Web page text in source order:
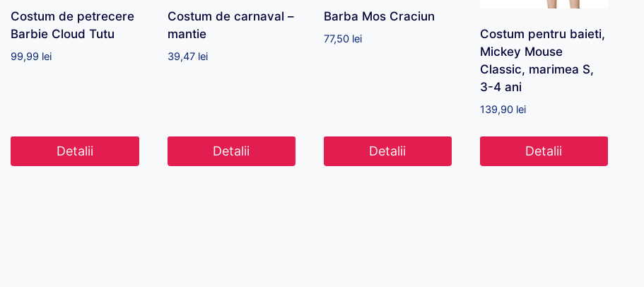
Costum de petrecere
Barbie Cloud Tutu
99,99 lei
Detalii
Costum de carnaval –
mantie
39,47 lei
Detalii
Barba Mos Craciun
77,50 lei
Detalii
Costum pentru baieti,
Mickey Mouse
Classic, marimea S,
3-4 ani
139,90 lei
Detalii